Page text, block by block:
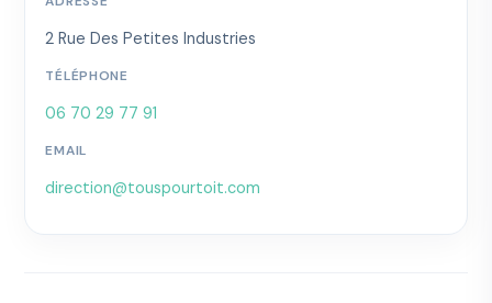
2 Rue Des Petites Industries
TÉLÉPHONE
06 70 29 77 91
EMAIL
direction@touspourtoit.com